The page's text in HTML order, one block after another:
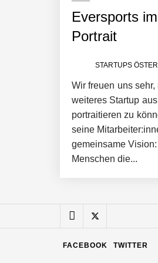
Eversports
Portrait
STARTUPS
Wir freuen uns
weiteres Startup
portraitieren zu
seine
gemeinsame
Menschen die...
Manuel
FACEBOOK TWITTER